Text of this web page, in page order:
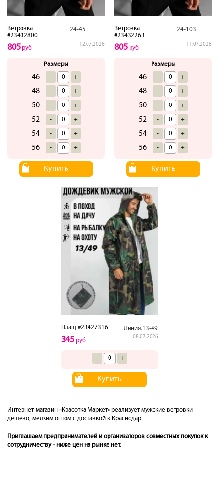
Ветровка
#23432800
24-45
12.07.2026
805 руб
Размеры
46 - +
48 - +
50 - +
52 - +
54 - +
56 - +
Купить
Ветровка
#23432263
24-103
11.07.2026
805 руб
Размеры
46 - +
48 - +
50 - +
52 - +
54 - +
56 - +
Купить
Плащ #23427316 Линия.13-49
08.07.2026
345руб
- +
Купить
Интернет-магазин «Красотка Маркет» реализует мужские ветровки
дешево, мелким оптом с доставкой в Краснодар.
Приглашаем предпринимателей и организаторов совместных покупок к
сотрудничеству - ниже цен на рынке нет.